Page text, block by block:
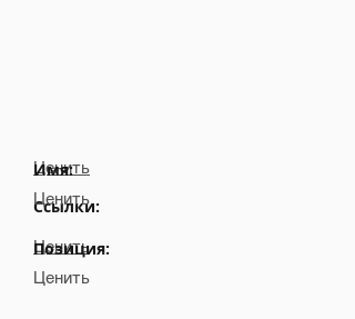
Ценить
Ссылки:
Ценить
Имя:
Ценить
Позиция:
Ценить